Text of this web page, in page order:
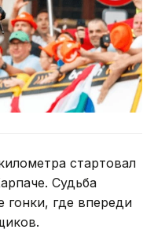
стартовал
Судьба
гонки, где впереди